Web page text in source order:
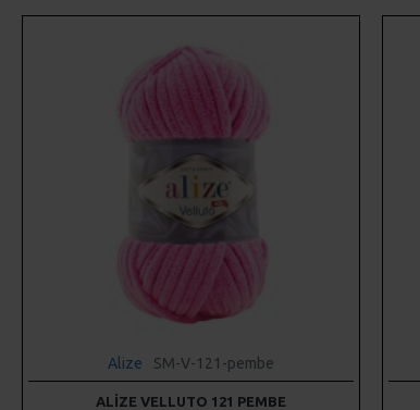
Alize SM-V-121-pembe
ALIZE VELLUTO 121 PEMBE